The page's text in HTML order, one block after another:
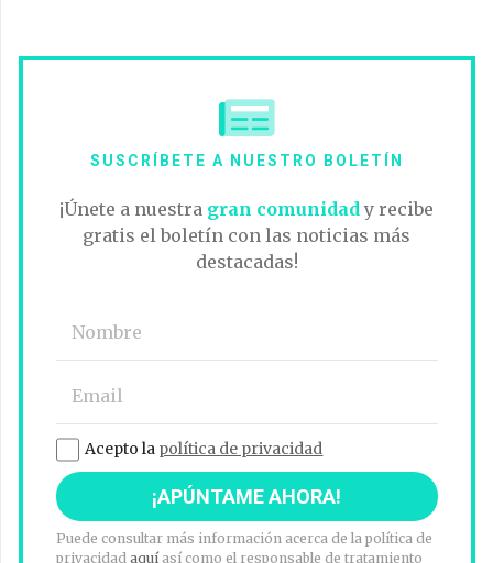
SUSCRÍBETE A NUESTRO BOLETÍN
¡Únete a nuestra gran comunidady recibe
gratis el boletín con las noticias más
destacadas!
Acepto la política de privacidad
Puede consultar más información acerca de la política de
privacidad aquíasí como el responsable de tratamiento